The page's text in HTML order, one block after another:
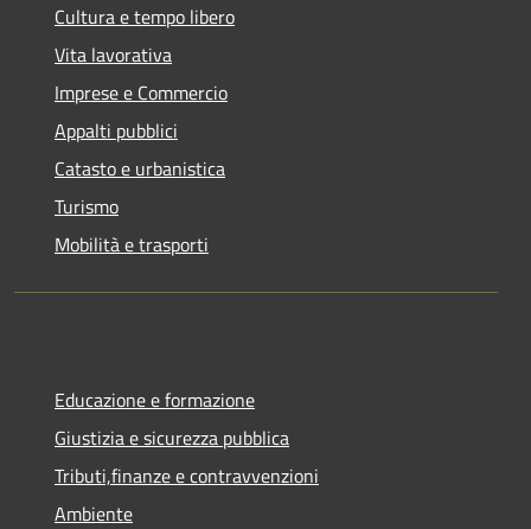
Cultura e tempo libero
Vita lavorativa
Imprese e Commercio
Appalti pubblici
Catasto e urbanistica
Turismo
Mobilità e trasporti
Educazione e formazione
Giustizia e sicurezza pubblica
Tributi,finanze e contravvenzioni
Ambiente